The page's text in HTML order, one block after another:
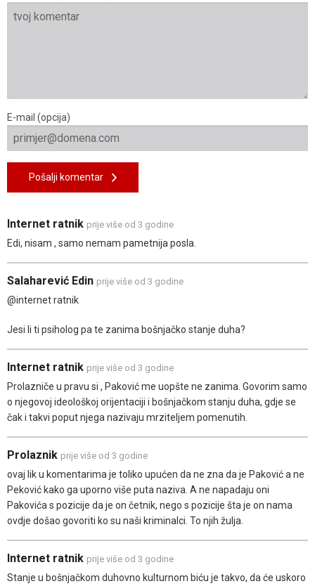
E-mail (opcija)
Pošalji komentar
Internet ratnik prije više od 3 godine
Edi, nisam , samo nemam pametnija posla.
Salaharević Edin prije više od 3 godine
@internet ratnik
Jesi li ti psiholog pa te zanima bošnjačko stanje duha?
Internet ratnik prije više od 3 godine
Prolazniče u pravu si , Paković me uopšte ne zanima. Govorim samo
o njegovoj ideološkoj orijentaciji i bošnjačkom stanju duha, gdje se
čak i takvi poput njega nazivaju mrziteljem pomenutih.
Prolaznik prije više od 3 godine
ovaj lik u komentarima je toliko upućen da ne zna da je Paković a ne
Peković kako ga uporno više puta naziva. A ne napadaju oni
Pakovića s pozicije da je on četnik, nego s pozicije šta je on nama
ovdje došao govoriti ko su naši kriminalci. To njih žulja.
Internet ratnik prije više od 3 godine
Stanje u bošnjačkom duhovno kulturnom biću je takvo, da će uskoro